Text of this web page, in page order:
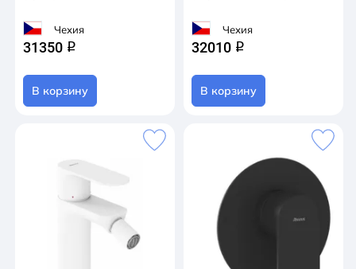
Чехия
31350 q
В корзину
Чехия
32010 q
В корзину